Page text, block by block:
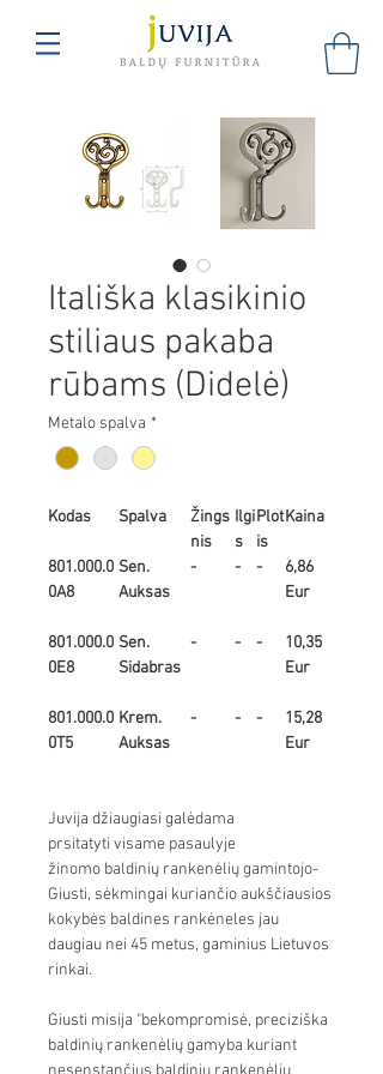
Itališka klasikinio
stiliaus pakaba
rūbams (Didelė)
Metalo spalva *
Kodas Spalva
Žings
nis
Ilgi
s
Plot
is
Kaina
801.000.0
0A8
Sen.
Auksas
- - -
6,86
Eur
801.000.0
0E8
Sen.
Sidabras
- - -
10,35
Eur
801.000.0
0T5
Krem.
Auksas
- - -
15,28
Eur
Juvija džiaugiasi galėdama
prsitatyti visame pasaulyje
žinomo baldinių rankenėlių gamintojo-
Giusti, sėkmingai kuriančio aukščiausios
kokybės baldines rankėneles jau
daugiau nei 45 metus, gaminius Lietuvos
rinkai.
Giusti misija "bekompromisė, preciziška
baldinių rankenėlių gamyba kuriant